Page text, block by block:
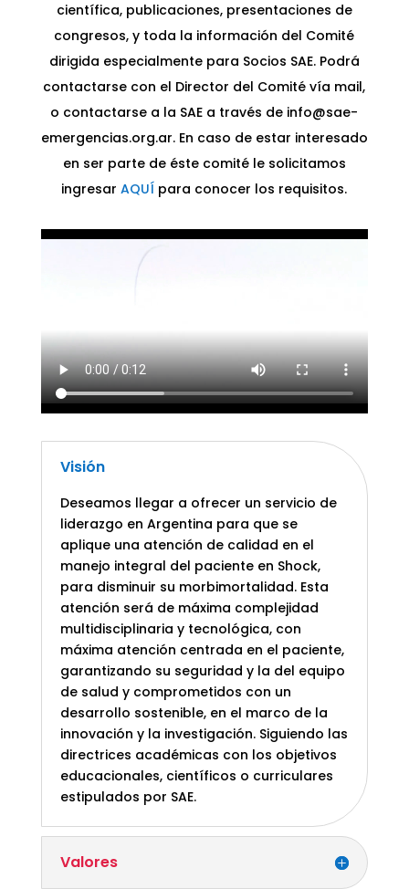
científica, publicaciones, presentaciones de
congresos, y toda la información del Comité
dirigida especialmente para Socios SAE. Podrá
contactarse con el Director del Comité vía mail,
o contactarse a la SAE a través de info@sae-
emergencias.org.ar. En caso de estar interesado
en ser parte de éste comité le solicitamos
ingresarAQUÍ para conocer los requisitos.
Visión
Deseamos llegar a ofrecer un servicio de
liderazgo en Argentina para que se
aplique una atención de calidad en el
manejo integral del paciente en Shock,
para disminuir su morbimortalidad. Esta
atención será de máxima complejidad
multidisciplinaria y tecnológica, con
máxima atención centrada en el paciente,
garantizando su seguridad y la del equipo
de salud y comprometidos con un
desarrollo sostenible, en el marco de la
innovación y la investigación. Siguiendo las
directrices académicas con los objetivos
educacionales, científicos o curriculares
estipulados por SAE.
Valores